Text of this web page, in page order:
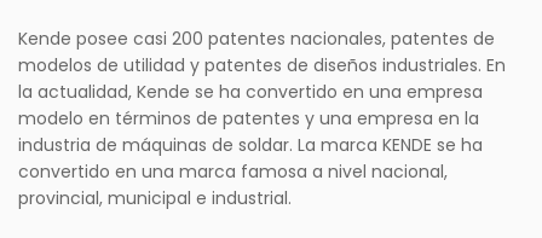
Kende posee casi 200 patentes nacionales, patentes de
modelos de utilidad y patentes de diseños industriales. En
la actualidad, Kende se ha convertido en una empresa
modelo en términos de patentes y una empresa en la
industria de máquinas de soldar. La marca KENDE se ha
convertido en una marca famosa a nivel nacional,
provincial, municipal e industrial.